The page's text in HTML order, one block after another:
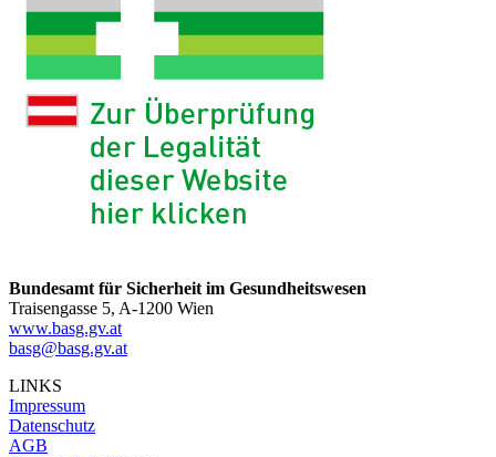
Bundesamt für Sicherheit im Gesundheitswesen
Traisengasse 5, A-1200 Wien
www.basg.gv.at
basg@basg.gv.at
LINKS
Impressum
Datenschutz
AGB